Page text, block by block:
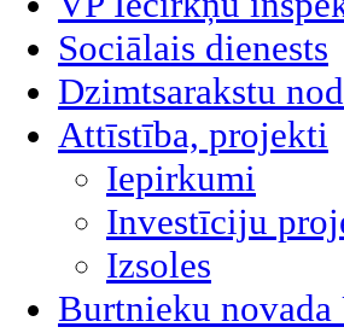
Sociālais dienests
Dzimtsarakstu
Attīstība, projekti
Iepirkumi
Investīciju
Izsoles
Burtnieku